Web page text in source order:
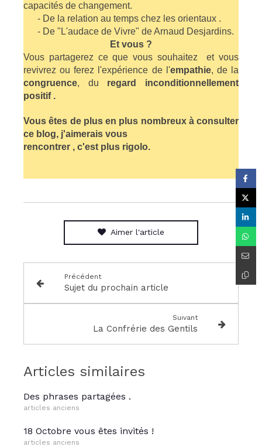
capacités de changement.
- De la relation au temps chez les orientaux .
- De "L'audace de Vivre" de Arnaud Desjardins.
Et vous ?
Vous partagerez ce que vous souhaitez et vous
revivrez ou ferez l'expérience de l'empathie, de la
congruence, du regard inconditionnellement
positif .
Vous êtes de plus en plus nombreux à consulter
ce blog, j'aimerais vous
rencontrer , c'est plus rigolo.
Aimer l'article
Précédent
Sujet du prochain article
Suivant
La Confrérie des Gentils
Articles similaires
Des phrases partagées .
articles anciens
18 Octobre vous êtes invités !
articles anciens